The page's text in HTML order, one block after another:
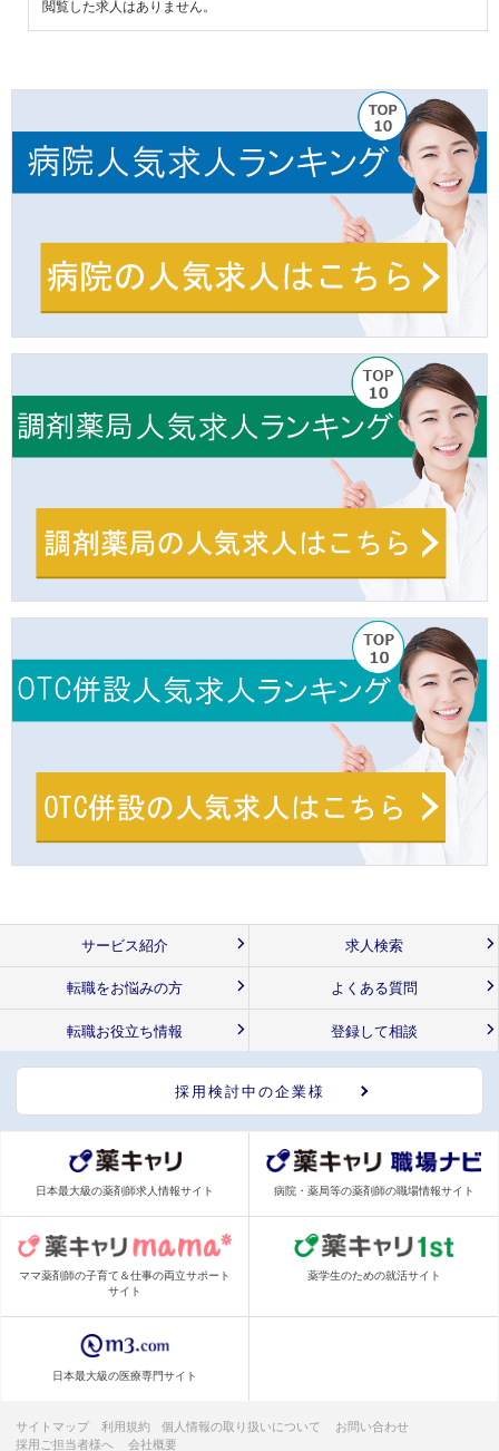
閲覧した求人はありません。
サービス紹介 求人検索
転職をお悩みの方 よくある質問
転職お役立ち情報 登録して相談
採用検討中の企業様
日本最大級の薬剤師求人情報サイト 病院・薬局等の薬剤師の職場情報サイト
ママ薬剤師の子育て＆仕事の両立サポート
サイト
薬学生のための就活サイト
日本最大級の医療専門サイト
サイトマップ 利用規約 個人情報の取り扱いについて
お問い合わせ
採用ご担当者様へ
会社概要